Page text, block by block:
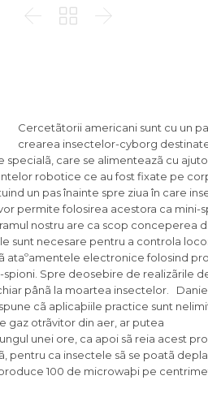
  
Cercetãtorii americani sunt cu un
crearea insectelor-cyborg
care se alimenteazã cu
robotice ce au fost fixate pe
un pas înainte spre ziua în care
permite folosirea acestora ca mini-
nostru are ca scop conceperea
sunt necesare pentru a controla
ataºamentele electronice folosind
Spre deosebire de realizãrile
pânã la moartea insectelor.
cã aplicaþiile practice sunt
gaz otrãvitor din aer, ar putea
unei ore, ca apoi sã reia acest
ca insectele sã se poatã
100 de microwaþi pe